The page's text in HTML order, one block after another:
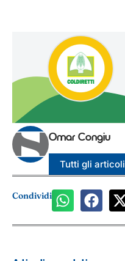
Omar Congiu
Tutti gli articoli
Condividi